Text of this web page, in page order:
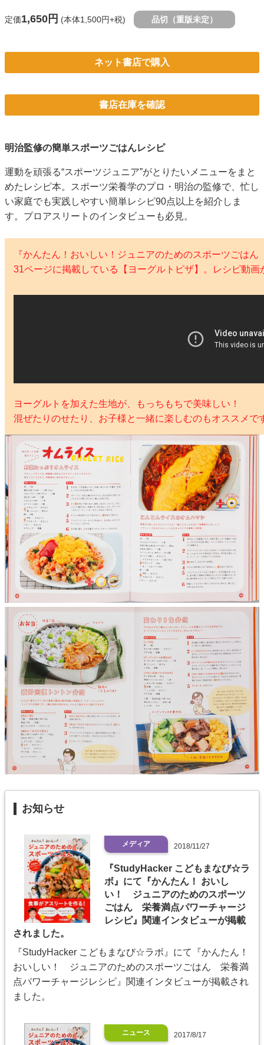
定価1,650円 (本体1,500円+税) 品切（重版未定）
ネット書店で購入
書店在庫を確認
明治監修の簡単スポーツごはんレシピ
運動を頑張る“スポーツジュニア”がとりたいメニューをまと
めたレシピ本。スポーツ栄養学のプロ・明治の監修で、忙し
い家庭でも実践しやすい簡単レシピ90点以上を紹介しま
す。プロアスリートのインタビューも必見。
『かんたん！おいしい！ジュニアのためのスポーツごは
31ページに掲載している【ヨーグルトピザ】。レシピ動画
ヨーグルトを加えた生地が、もっちもちで美味しい！
混ぜたりのせたり、お子様と一緒に楽しむのもオススメで
お知らせ
メディア 2018/11/27
『StudyHacker こどもまなび☆ラ
ボ』にて『かんたん！ おいし
い！ ジュニアのためのスポーツ
ごはん 栄養満点パワーチャージ
レシピ』関連インタビューが掲載
されました。
『StudyHacker こどもまなび☆ラボ』にて『かんたん！
おいしい！ ジュニアのためのスポーツごはん 栄養満
点パワーチャージレシピ』関連インタビューが掲載され
ました。
ニュース 2017/8/17